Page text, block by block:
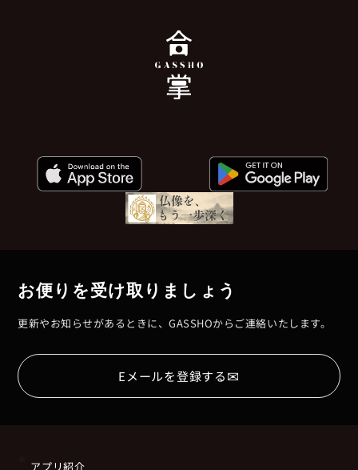
お便りを受け取りましょう
更新やお知らせがあるときに、GASSHOからご連絡いたします。
Eメールを登録する✉
アプリ紹介